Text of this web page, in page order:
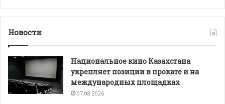
Новости
Национальное кино Казахстана
укрепляет позиции в прокате и на
международных площадках
07.08.2026